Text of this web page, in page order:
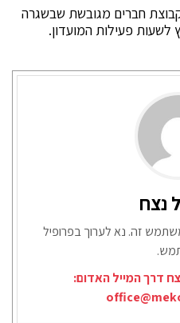
קבוצת חברים מגובשת שבשגרה
פעילות המועדון.
נצח
זה. נא לערוך בפרופיל
דרך המייל האדום: